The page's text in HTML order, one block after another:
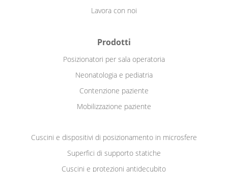
Lavora con noi
Prodotti
Posizionatori per sala operatoria
Neonatologia e pediatria
Contenzione paziente
Mobilizzazione paziente
Cuscini e dispositivi di posizionamento in microsfere
Superfici di supporto statiche
Cuscini e protezioni antidecubito